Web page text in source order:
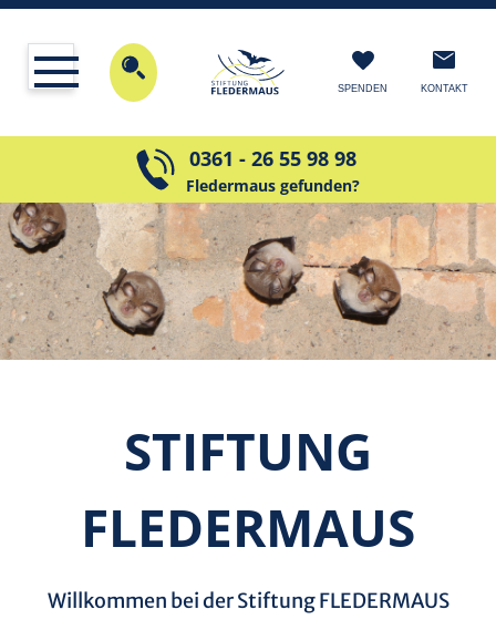
SPENDEN KONTAKT
0361 - 26 55 98 98
Fledermaus gefunden?
STIF­TUNG
FLEDERMAUS
Will­kom­men bei der Stif­tung FLEDER­MAUS